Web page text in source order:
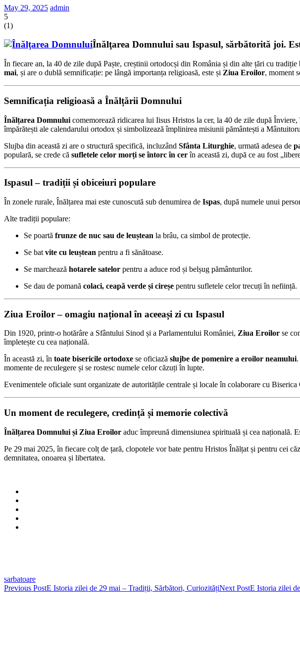
May 29, 2025 admin
5
(1)
Înălţarea Domnului sau Ispasul, sărbătorită joi.
În fiecare an, la 40 de zile după Paște, creștinii ortodocși din România și din alte țări cu tradiție
mai, și are o dublă semnificație: pe lângă importanța religioasă, este și Ziua Eroilor, moment
Semnificația religioasă a Înălțării Domnului
Înălțarea Domnului comemorează ridicarea lui Iisus Hristos la cer, la 40 de zile după
împărătești ale calendarului ortodox și simbolizează împlinirea misiunii pământești a
Slujba din această zi are o structură specifică, incluzând Sfânta Liturghie, urmată adesea de
populară, se crede că sufletele celor morți se întorc în cerîn această zi, după ce au fost
Ispasul – tradiții și obiceiuri populare
În zonele rurale, Înălțarea mai este cunoscută sub denumirea de Ispas, după numele unui
Alte tradiții populare:
Se poartă frunze de nuc sau de leuștean la brâu, ca simbol de protecție.
Se bat vite cu leuștean pentru a fi sănătoase.
Se marchează hotarele satelor pentru a aduce rod și belșug pământurilor.
Se dau de pomană colaci, ceapă verde și cireșe pentru sufletele celor trecuți în neființă.
Ziua Eroilor – omagiu național în aceeași zi cu Ispasul
Din 1920, printr-o hotărâre a Sfântului Sinod și a Parlamentului României, Ziua Eroilor se
împletește cu cea națională.
În această zi, în toate bisericile ortodoxe se oficiază slujbe de pomenire a eroilor neamului.
momente de reculegere și se rostesc numele celor căzuți în lupte.
Evenimentele oficiale sunt organizate de autoritățile centrale și locale în colaborare cu
Un moment de reculegere, credință și memorie colectivă
Înălțarea Domnului și Ziua Eroilor aduc împreună dimensiunea spirituală și cea națională.
Pe 29 mai 2025, în fiecare colț de țară, clopotele vor bate pentru Hristos Înălțat și pentru cei
demnitatea, onoarea și libertatea.
sarbatoare
Post
Previous PostE Istoria zilei de 29 mai – Tradiții, Sărbători, CuriozitățiNext PostE Istoria zilei